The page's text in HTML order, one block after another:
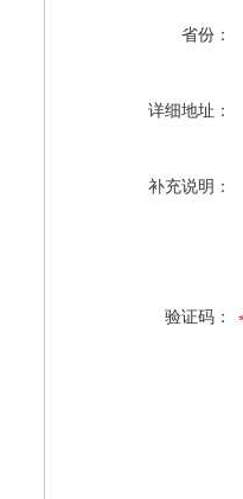
省份：
详细地址：
补充说明：
验证码：